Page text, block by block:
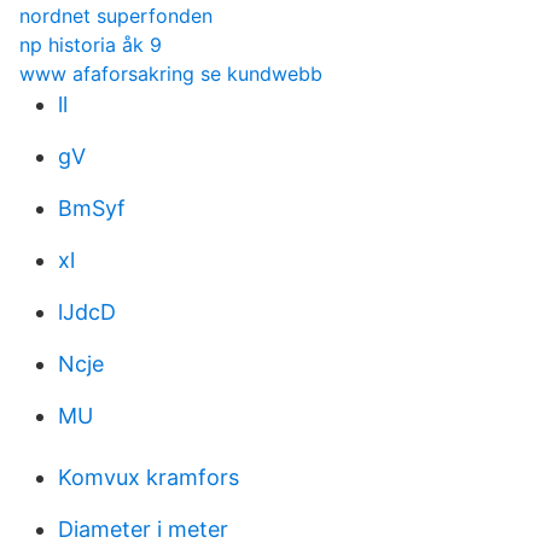
nordnet superfonden
np historia åk 9
www afaforsakring se kundwebb
ll
gV
BmSyf
xl
lJdcD
Ncje
MU
Komvux kramfors
Diameter i meter